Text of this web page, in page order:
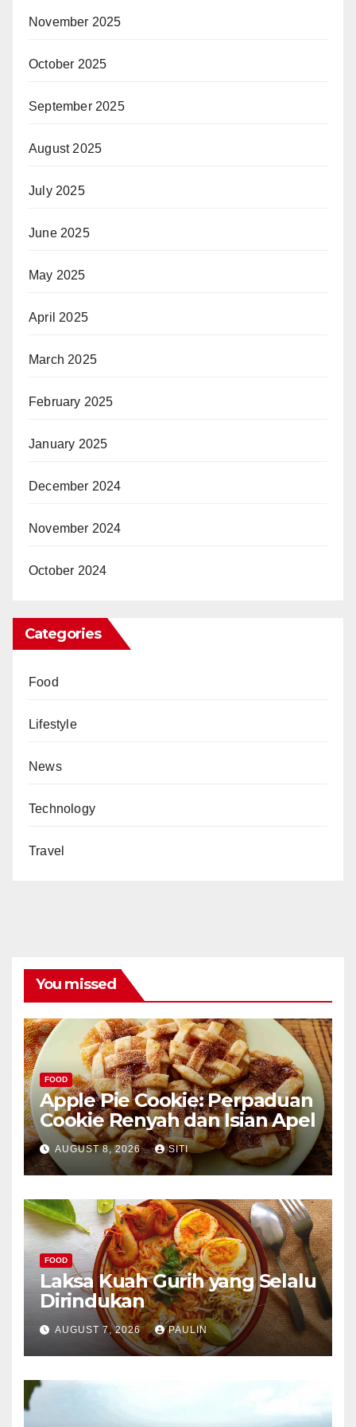
November 2025
October 2025
September 2025
August 2025
July 2025
June 2025
May 2025
April 2025
March 2025
February 2025
January 2025
December 2024
November 2024
October 2024
Categories
Food
Lifestyle
News
Technology
Travel
You missed
FOOD
Apple Pie Cookie: Perpaduan
Cookie Renyah dan Isian Apel
AUGUST 8, 2026 SITI
FOOD
Laksa Kuah Gurih yang Selalu
Dirindukan
AUGUST 7, 2026 PAULIN